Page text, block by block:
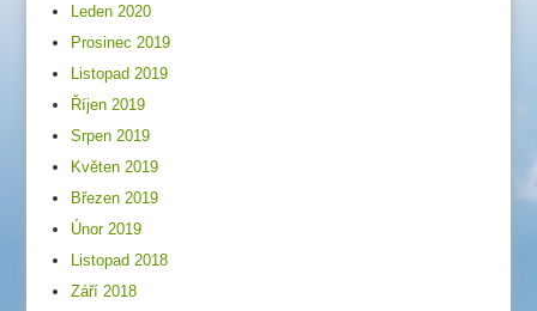
Leden 2020
Prosinec 2019
Listopad 2019
Říjen 2019
Srpen 2019
Květen 2019
Březen 2019
Únor 2019
Listopad 2018
Září 2018